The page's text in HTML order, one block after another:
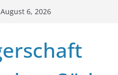
6, 2026